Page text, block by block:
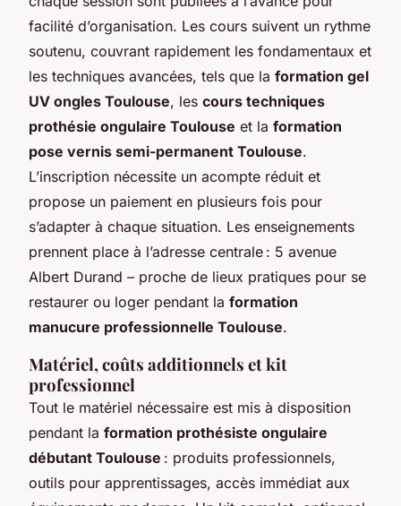
facilité d’organisation. Les cours suivent un rythme
soutenu, couvrant rapidement les fondamentaux et
les techniques avancées, tels que la formation gel
UV ongles Toulouse, les cours techniques
prothésie ongulaire Toulouse et la formation
pose vernis semi-permanent Toulouse.
L’inscription nécessite un acompte réduit et
propose un paiement en plusieurs fois pour
s’adapter à chaque situation. Les enseignements
prennent place à l’adresse centrale : 5 avenue
Albert Durand – proche de lieux pratiques pour se
restaurer ou loger pendant la formation
manucure professionnelle Toulouse.
Matériel, coûts additionnels et kit
professionnel
Tout le matériel nécessaire est mis à disposition
pendant la formation prothésiste ongulaire
débutant Toulouse : produits professionnels,
outils pour apprentissages, accès immédiat aux